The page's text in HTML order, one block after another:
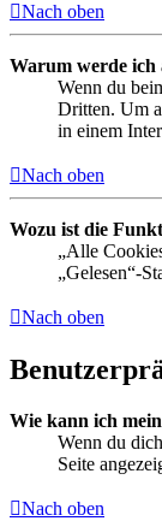
Nach oben
Warum werde ich
Wenn du
Dritten. Um
in einem
Nach oben
Wozu ist die
„Alle
„Gelesen“-
Nach oben
Wie kann ich
Wenn du
Seite
Nach oben